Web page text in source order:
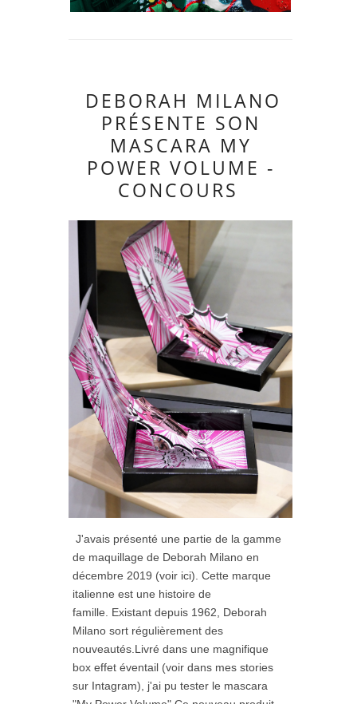
DEBORAH MILANO
PRÉSENTE SON
MASCARA MY
POWER VOLUME -
CONCOURS
J'avais présenté une partie de la gamme
de maquillage de Deborah Milano en
décembre 2019 (voir ici). Cette marque
italienne est une histoire de
famille. Existant depuis 1962, Deborah
Milano sort régulièrement des
nouveautés.Livré dans une magnifique
box effet éventail (voir dans mes stories
sur Intagram), j'ai pu tester le mascara